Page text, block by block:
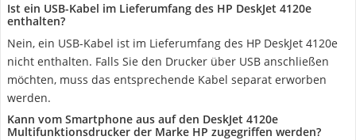
Ist ein USB-Kabel im Lieferumfang des HP DeskJet 4120e
enthalten?
Nein, ein USB-Kabel ist im Lieferumfang des HP DeskJet 4120e
nicht enthalten. Falls Sie den Drucker über USB anschließen
möchten, muss das entsprechende Kabel separat erworben
werden.
Kann vom Smartphone aus auf den DeskJet 4120e
Multifunktionsdrucker der Marke HP zugegriffen werden?